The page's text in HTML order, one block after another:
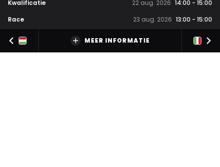
Kwalificatie 22 aug. 2026 14:00 - 15:00
Race
23 aug. 2026 13:00 - 15:00
MEER INFORMATIE